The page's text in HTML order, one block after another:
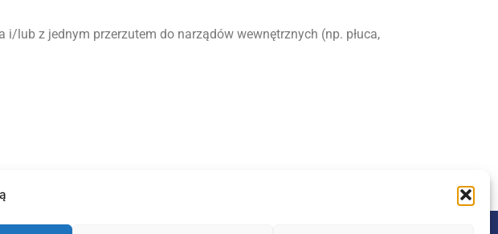
lub z jednym przerzutem do narządów wewnętrznych (np. płuca,